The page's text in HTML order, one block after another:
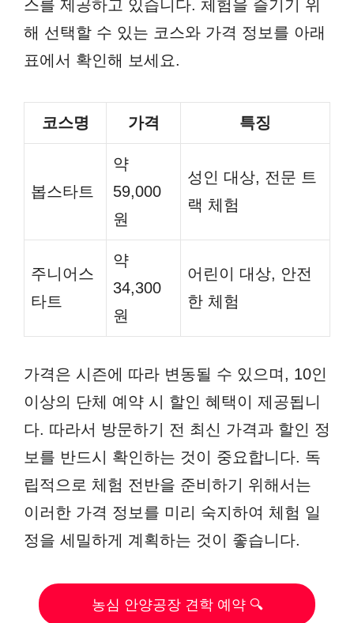
스를 제공하고 있습니다. 체험을 즐기기 위
해 선택할 수 있는 코스와 가격 정보를 아래
표에서 확인해 보세요.
코스명 가격 특징
봅스타트
약
59,000
원
성인 대상, 전문 트
랙 체험
주니어스
타트
약
34,300
원
어린이 대상, 안전
한 체험
가격은 시즌에 따라 변동될 수 있으며, 10인
이상의 단체 예약 시 할인 혜택이 제공됩니
다. 따라서 방문하기 전 최신 가격과 할인 정
보를 반드시 확인하는 것이 중요합니다. 독
립적으로 체험 전반을 준비하기 위해서는
이러한 가격 정보를 미리 숙지하여 체험 일
정을 세밀하게 계획하는 것이 좋습니다.
농심 안양공장 견학 예약 🔍